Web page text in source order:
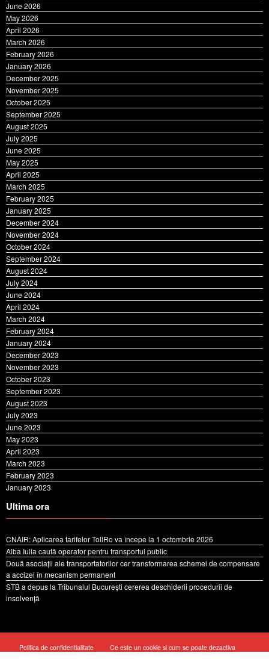
June 2026
May 2026
April 2026
March 2026
February 2026
January 2026
December 2025
November 2025
October 2025
September 2025
August 2025
July 2025
June 2025
May 2025
April 2025
March 2025
February 2025
January 2025
December 2024
November 2024
October 2024
September 2024
August 2024
July 2024
June 2024
April 2024
March 2024
February 2024
January 2024
December 2023
November 2023
October 2023
September 2023
August 2023
July 2023
June 2023
May 2023
April 2023
March 2023
February 2023
January 2023
Ultima ora
CNAIR: Aplicarea tarifelor TollRo va începe la 1 octombrie 2026
Alba Iulia caută operator pentru transportul public
Două asociații ale transportatorilor cer transformarea schemei de compensare
a accizei în mecanism permanent
STB a depus la Tribunalul București cererea deschiderii procedurii de
insolvență
Politica de confidentialitate
Ce este un cookie si cum se poate dezactiva